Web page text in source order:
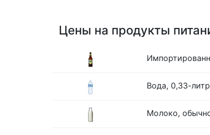
Цены на продукты
Вода, 0,33-
Молоко,